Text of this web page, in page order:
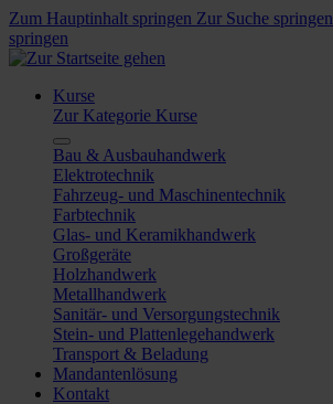
Zum Hauptinhalt springen Zur Suche springen
springen
Kurse
Zur Kategorie Kurse
Bau & Ausbauhandwerk
Elektrotechnik
Fahrzeug- und Maschinentechnik
Farbtechnik
Glas- und Keramikhandwerk
Großgeräte
Holzhandwerk
Metallhandwerk
Sanitär- und Versorgungstechnik
Stein- und Plattenlegehandwerk
Transport & Beladung
Mandantenlösung
Kontakt